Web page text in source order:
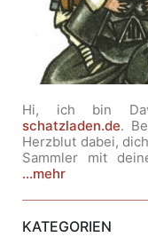
Hi, ich bin
schatzladen.de.
Herzblut dabei,
Sammler mit
...mehr
KATEGORIEN